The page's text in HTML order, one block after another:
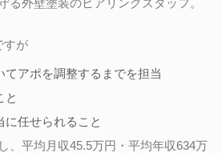
すが
てアポを調整するまでを担当
と
任せられること
、平均月収45.5万円・平均年収634万